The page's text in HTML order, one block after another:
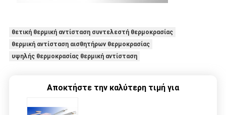
θετική θερμική αντίσταση συντελεστή θερμοκρασίας
θερμική αντίσταση αισθητήρων θερμοκρασίας
υψηλής θερμοκρασίας θερμική αντίσταση
Αποκτήστε την καλύτερη τιμή για